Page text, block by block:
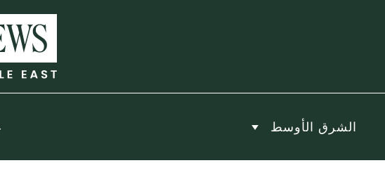
الشرق الأوسط